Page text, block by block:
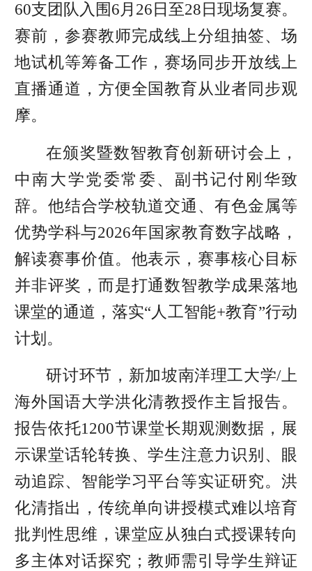
60支团队入围6月26日至28日现场复赛。
赛前，参赛教师完成线上分组抽签、场
地试机等筹备工作，赛场同步开放线上
直播通道，方便全国教育从业者同步观
摩。
在颁奖暨数智教育创新研讨会上，
中南大学党委常委、副书记付刚华致
辞。他结合学校轨道交通、有色金属等
优势学科与2026年国家教育数字战略，
解读赛事价值。他表示，赛事核心目标
并非评奖，而是打通数智教学成果落地
课堂的通道，落实“人工智能+教育”行动
计划。
研讨环节，新加坡南洋理工大学/上
海外国语大学洪化清教授作主旨报告。
报告依托1200节课堂长期观测数据，展
示课堂话轮转换、学生注意力识别、眼
动追踪、智能学习平台等实证研究。洪
化清指出，传统单向讲授模式难以培育
批判性思维，课堂应从独白式授课转向
多主体对话探究；教师需引导学生辩证